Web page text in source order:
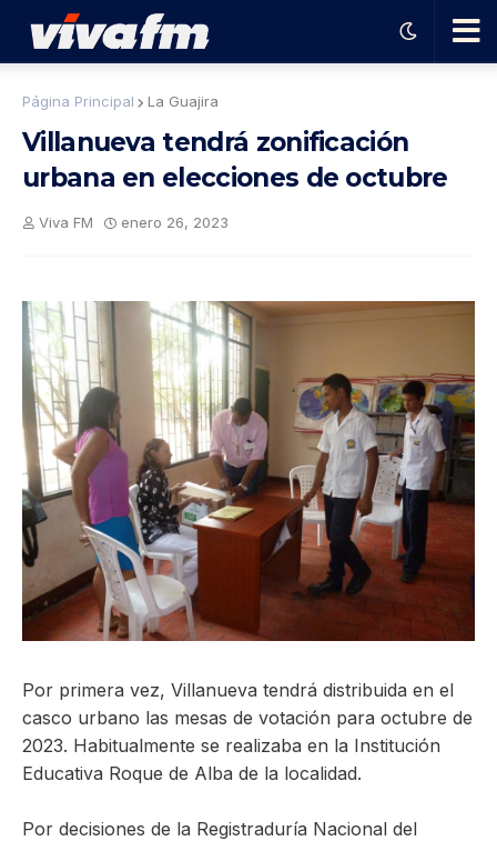
Ha
pro
gra
ma
Página Principal La Guajira
Villanueva tendrá zonificación
urbana en elecciones de octubre
Viva FM enero 26, 2023
Por primera vez, Villanueva tendrá distribuida en el
casco urbano las mesas de votación para octubre de
2023. Habitualmente se realizaba en la Institución
Educativa Roque de Alba de la localidad.
Por decisiones de la Registraduría Nacional del